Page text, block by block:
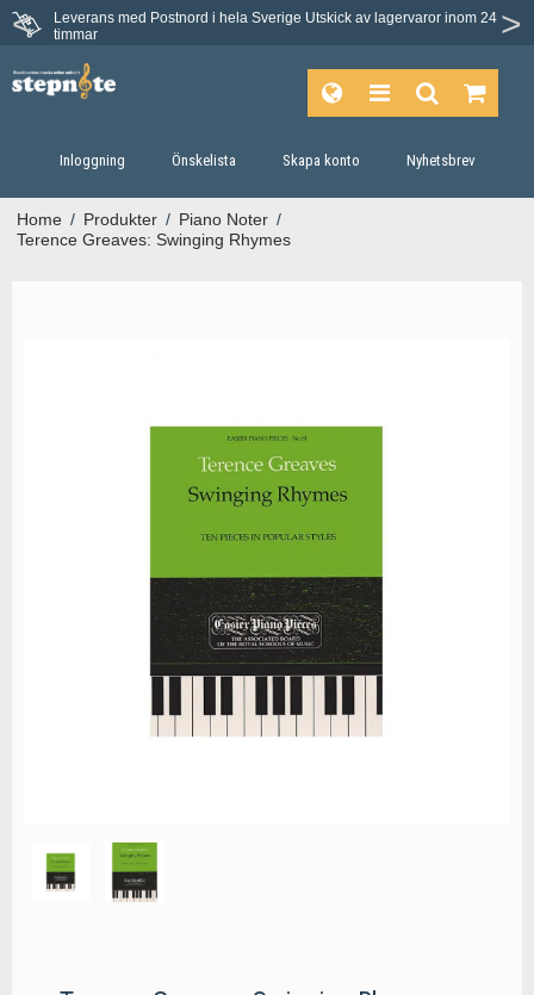
Leverans med Postnord i hela Sverige Utskick av lagervaror inom 24
timmar
Inloggning Önskelista Skapa konto Nyhetsbrev
Home / Produkter / Piano Noter /
Terence Greaves: Swinging Rhymes